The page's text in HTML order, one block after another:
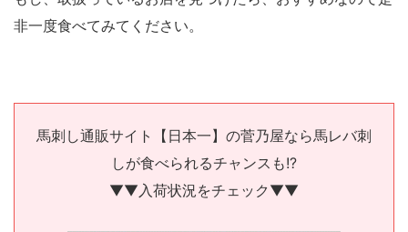
非一度食べてみてください。
馬刺し通販サイト【日本一】の菅乃屋なら馬レバ刺
しが食べられるチャンスも!?
▼▼入荷状況をチェック▼▼